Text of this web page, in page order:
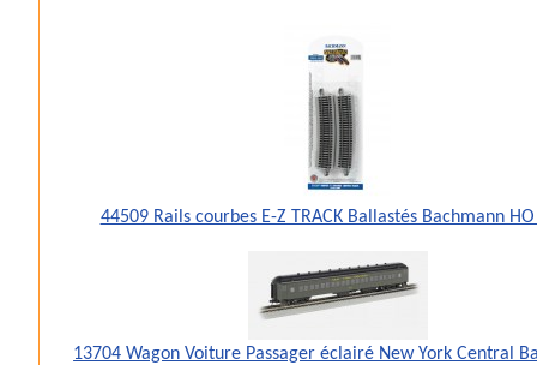
44509 Rails courbes E-Z TRACK Ballastés Bachmann
13704 Wagon Voiture Passager éclairé New York Central